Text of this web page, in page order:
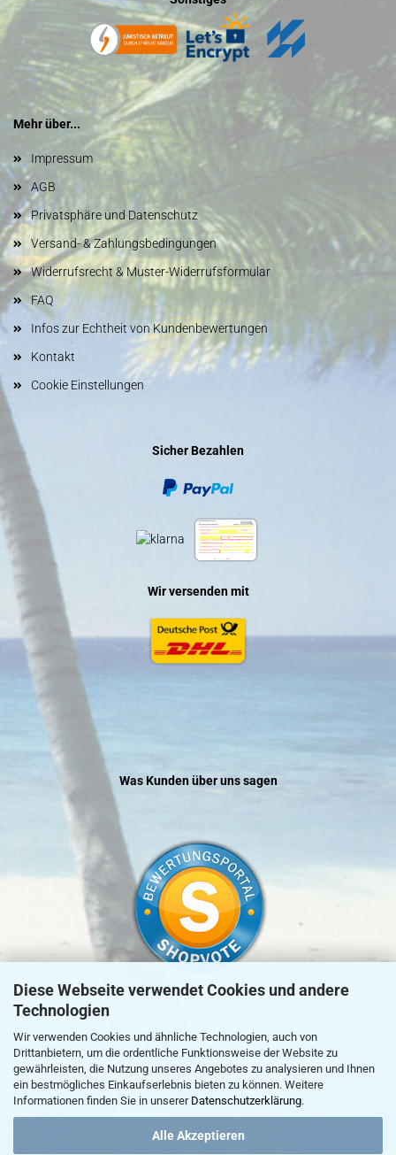
Diese Webseite verwendet Cookies und andere
Technologien
Wir verwenden Cookies und ähnliche Technologien, auch von
Drittanbietern, um die ordentliche Funktionsweise der Website zu
gewährleisten, die Nutzung unseres Angebotes zu analysieren und Ihnen
ein bestmögliches Einkaufserlebnis bieten zu können. Weitere
Informationen finden Sie in unserer Datenschutzerklärung.
Alle Akzeptieren
Mehr über...
Impressum
AGB
Privatsphäre und Datenschutz
Versand- & Zahlungsbedingungen
Widerrufsrecht & Muster-Widerrufsformular
FAQ
Infos zur Echtheit von Kundenbewertungen
Kontakt
Cookie Einstellungen
Sicher Bezahlen
Wir versenden mit
Was Kunden über uns sagen
»zur Echtheit von Kundenbewertungen